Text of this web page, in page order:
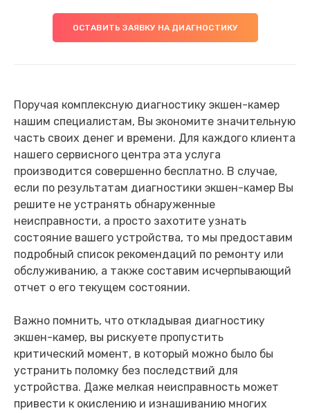
ОСТАВИТЬ ЗАЯВКУ НА ДИАГНОСТИКУ
Поручая комплексную диагностику экшен-камер
нашим специалистам, Вы экономите значительную
часть своих денег и времени. Для каждого клиента
нашего сервисного центра эта услуга
производится совершенно бесплатно. В случае,
если по результатам диагностики экшен-камер Вы
решите не устранять обнаруженные
неисправности, а просто захотите узнать
состояние вашего устройства, то мы предоставим
подробный список рекомендаций по ремонту или
обслуживанию, а также составим исчерпывающий
отчет о его текущем состоянии.
Важно помнить, что откладывая диагностику
экшен-камер, вы рискуете пропустить
критический момент, в который можно было бы
устранить поломку без последствий для
устройства. Даже мелкая неисправность может
привести к окислению и изнашиванию многих